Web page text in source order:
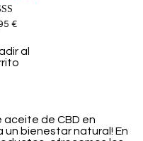
con
€
al
aceite de CBD en
bienestar natural! En